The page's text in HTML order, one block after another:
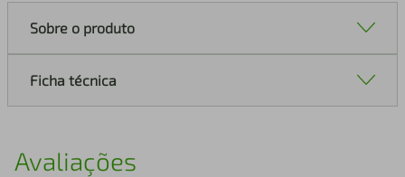
Sobre o produto
Ficha técnica
Avaliações